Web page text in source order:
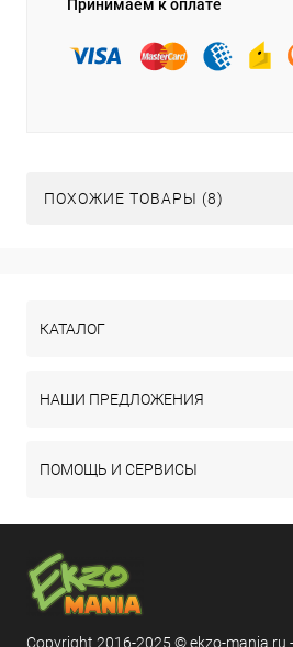
Принимаем к оплате
ПОХОЖИЕ ТОВАРЫ (8)
КАТАЛОГ
НАШИ ПРЕДЛОЖЕНИЯ
ПОМОЩЬ И СЕРВИСЫ
Copyright 2016-2025 © ekzo-mania.ru